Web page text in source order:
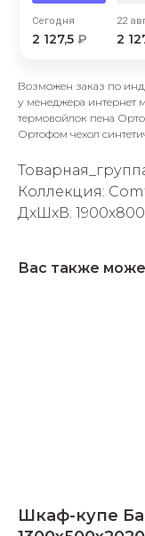
Сегодня
2 127,5 ₽
22
2
Возможен заказ по
у менеджера интернет
термовойлок пена
Ортофом чехол
Коллекция:
ДxШxВ:
Вас также
Шкаф-купе